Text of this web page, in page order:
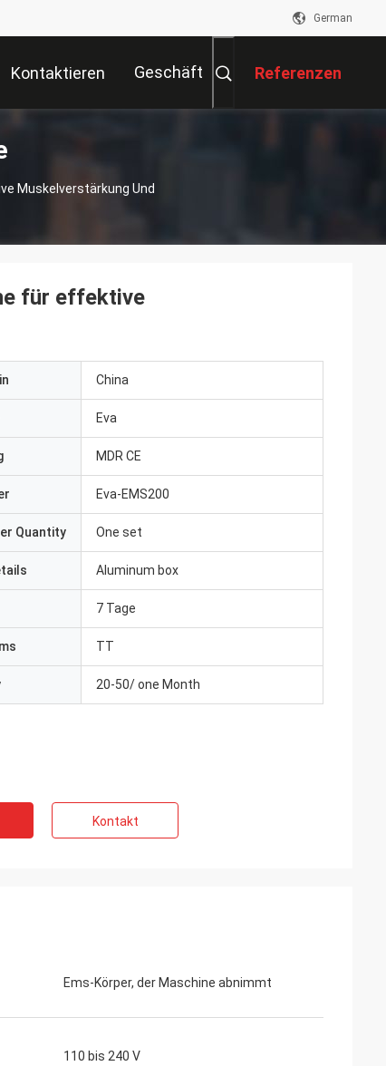
German
Kontaktieren Geschäft Referenzen
Muskelverstärkung Und
für effektive
China
Eva
MDR CE
Eva-EMS200
Quantity One set
Aluminum box
7 Tage
TT
20-50/ one Month
Kontakt
Ems-Körper, der Maschine abnimmt
110 bis 240 V